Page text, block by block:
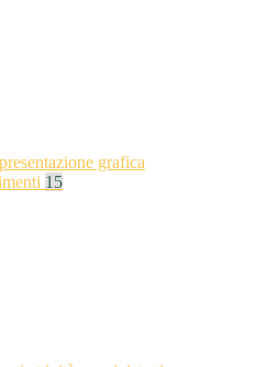
grafica
15